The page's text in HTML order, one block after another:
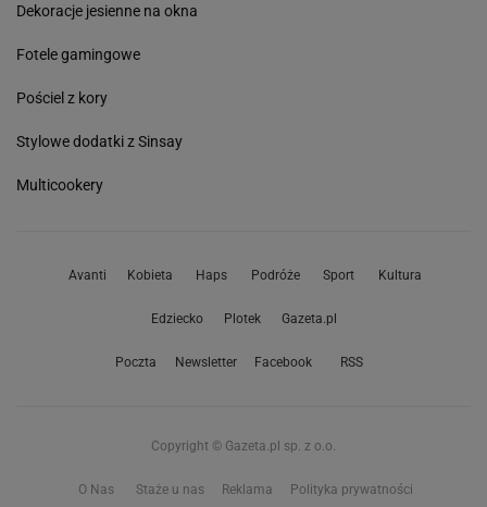
Dekoracje jesienne na okna
Fotele gamingowe
Pościel z kory
Stylowe dodatki z Sinsay
Multicookery
Avanti Kobieta Haps Podróże Sport Kultura
Edziecko Plotek Gazeta.pl
Poczta Newsletter Facebook RSS
Copyright © Gazeta.pl sp. z o.o.
O Nas Staże u nas Reklama Polityka prywatności